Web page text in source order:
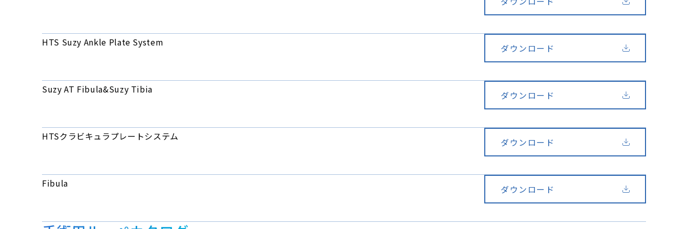
HTS Suzy Ankle Plate System ダウンロード
Suzy AT Fibula&Suzy Tibia ダウンロード
HTSクラビキュラプレートシステム ダウンロード
Fibula ダウンロード